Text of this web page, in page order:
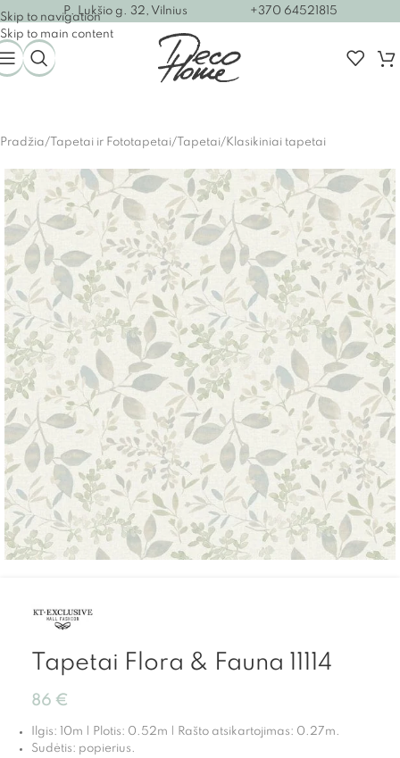
Skip to navigation
Skip to main content
P. Lukšio g. 32, Vilnius +370 64521815
Pradžia/ Tapetai ir Fototapetai/ Tapetai/Klasikiniai tapetai
Tapetai Flora & Fauna 11114
86 €
Ilgis: 10m | Plotis: 0.52m | Rašto atsikartojimas: 0.27m.
Sudėtis: popierius.